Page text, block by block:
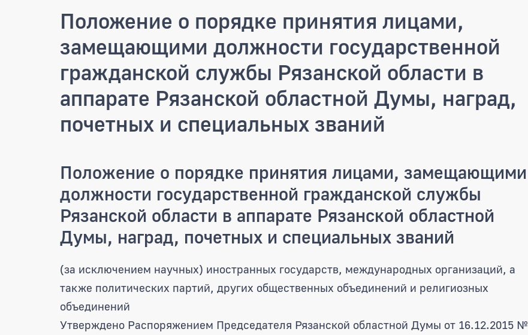
Положение о порядке принятия лицами,
замещающими должности государственной
гражданской службы Рязанской области в
аппарате Рязанской областной Думы, наград,
почетных и специальных званий
Положение о порядке принятия лицами, замещающими
должности государственной гражданской службы
Рязанской области в аппарате Рязанской областной
Думы, наград, почетных и специальных званий
(за исключением научных) иностранных государств, международных организаций, а
также политических партий, других общественных объединений и религиозных
объединений
Утверждено Распоряжением Председателя Рязанской областной Думы от 16.12.2015 №